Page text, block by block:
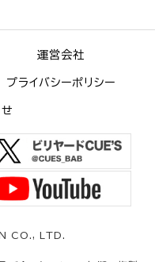
運営会社
プライバシーポリシー
CO., LTD.